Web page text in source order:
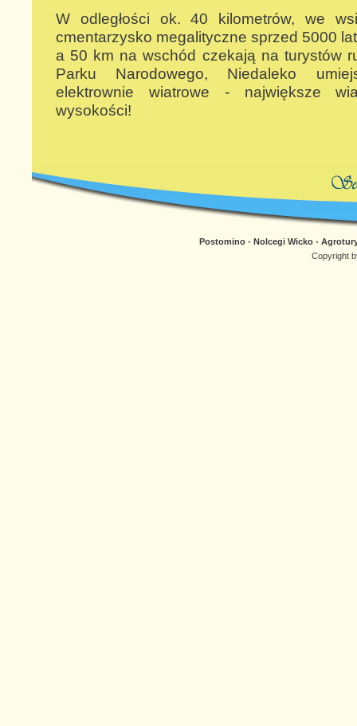
W odległości ok. 40 kilometrów, we
cmentarzysko megalityczne sprzed 5000
a 50 km na wschód czekają na turystów
Parku Narodowego, Niedaleko
elektrownie wiatrowe - największe
wysokości!
Postomino - Nolcegi Wicko -
Copyright